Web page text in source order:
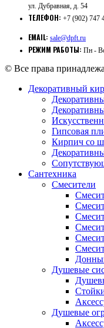
ул. Дубравная, д. 54
ТЕЛЕФОН: +7 (902) 747
EMAIL: sale@dpft.ru
РЕЖИМ РАБОТЫ: Пн -
© Все права
Декоративный
Гипсовая
Кирпич со
Сантехника
Смесители
Душевые
Душевые